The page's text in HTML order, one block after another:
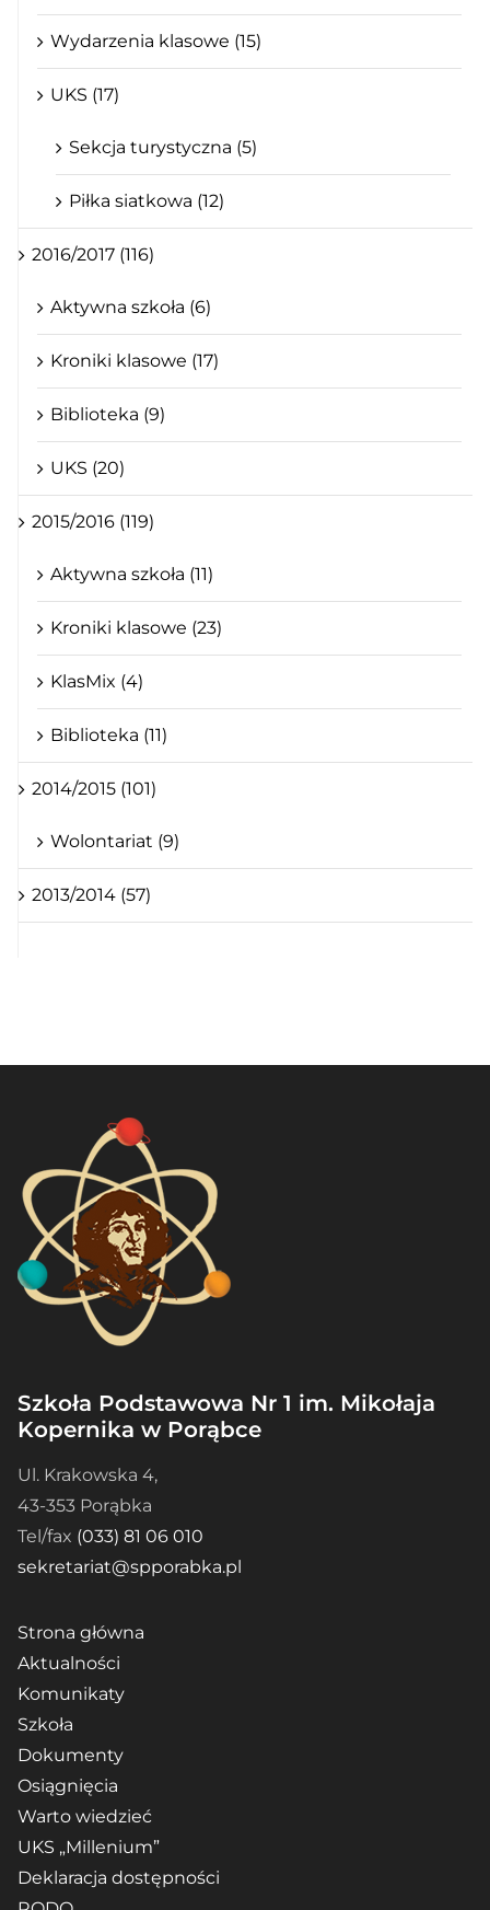
Wydarzenia klasowe (15)
UKS (17)
Sekcja turystyczna (5)
Piłka siatkowa (12)
2016/2017 (116)
Aktywna szkoła (6)
Kroniki klasowe (17)
Biblioteka (9)
UKS (20)
2015/2016 (119)
Aktywna szkoła (11)
Kroniki klasowe (23)
KlasMix (4)
Biblioteka (11)
2014/2015 (101)
Wolontariat (9)
2013/2014 (57)
Szkoła Podstawowa Nr 1 im. Mikołaja
Kopernika w Porąbce
Ul. Krakowska 4,
43-353 Porąbka
Tel/fax (033) 81 06 010
sekretariat@spporabka.pl
Strona główna
Aktualności
Komunikaty
Szkoła
Dokumenty
Osiągnięcia
Warto wiedzieć
UKS „Millenium”
Deklaracja dostępności